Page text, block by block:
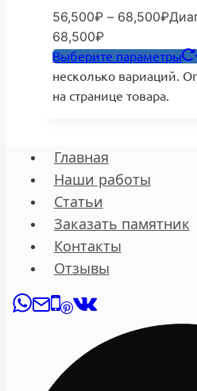
56,500₽ – 68,500₽
68,500₽
Выберите параметры
несколько вариаций.
на странице товара.
Главная
Наши работы
Статьи
Заказать памятник
Контакты
Отзывы